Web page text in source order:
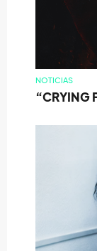
NOTICIAS
“CRYING